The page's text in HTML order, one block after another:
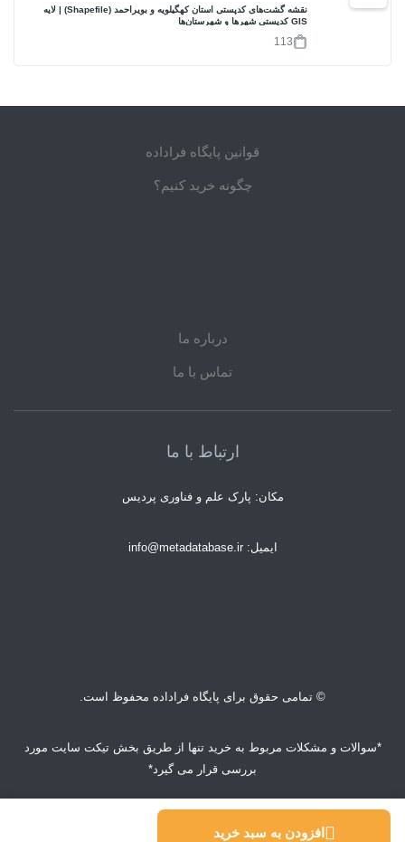
نقشه گشت‌های کدپستی استان کهگیلویه و بویراحمد (Shapefile) | لایه
GIS کدپستی شهرها و شهرستان‌ها
113
افزودن به سبد خرید
قوانین پایگاه فراداده
چگونه خرید کنیم؟
درباره ما
تماس با ما
ارتباط با ما
مکان: پارک علم و فناوری پردیس
ایمیل: info@metadatabase.ir
© تمامی حقوق برای پایگاه فراداده محفوظ است.
*سوالات و مشکلات مربوط به خرید تنها از طریق بخش تیکت سایت مورد
بررسی قرار می گیرد*
© تمام حقوق محفوظ است.